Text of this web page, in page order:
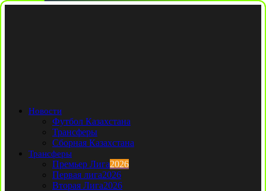
Новости
Футбол Казахстана
Трансферы
Сборная Казахстана
Трансферы
Премьер Лига2026
Первая лига2026
Вторая Лига2026